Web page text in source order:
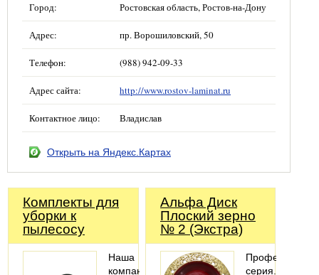
Город: Ростовская область, Ростов-на-Дону
Адрес: пр. Ворошиловский, 50
Телефон: (988) 942-09-33
Адрес сайта: http://www.rostov-laminat.ru
Контактное лицо: Владислав
Открыть на Яндекс.Картах
Комплекты для
уборки к
пылесосу
Наша
компания
Альфа Диск
Плоский зерно
№ 2 (Экстра)
серия.